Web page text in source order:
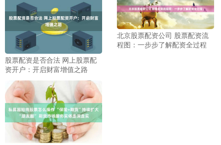
股票配资是否合法 网上股票配
资开户：开启财富增值之路
北京股票配资公司 股票配资流
程图：一步步了解配资全过程